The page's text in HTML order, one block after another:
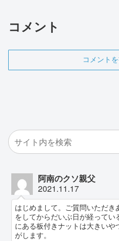
コメント
コメント
阿南のクソ親父
2021.11.17
はじめまして。ご質問いただ
をしてからだいぶ日が経って
にある板付きナットは大きい
がします。